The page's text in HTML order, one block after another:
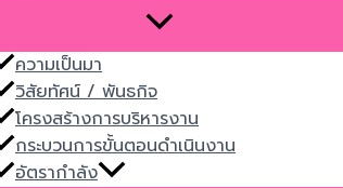
ความเป็นมา
วิสัยทัศน์ / พันธกิจ
โครงสร้างการบริหารงาน
กระบวนการขั้นตอนดำเนินงาน
อัตรากำลัง